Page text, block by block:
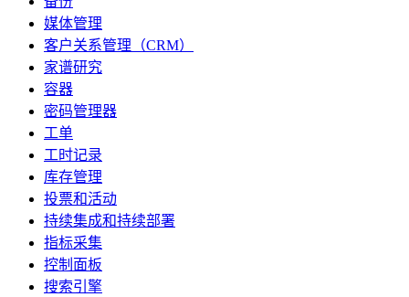
媒体管理
客户关系管理（CRM）
家谱研究
容器
密码管理器
工单
工时记录
库存管理
投票和活动
持续集成和持续部署
指标采集
控制面板
搜索引擎